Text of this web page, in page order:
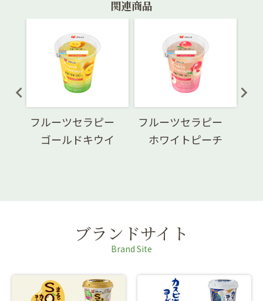
関連商品
フルーツセラピー
ゴールドキウイ
フルーツセラピー
ホワイトピーチ
ブランドサイト
Brand Site